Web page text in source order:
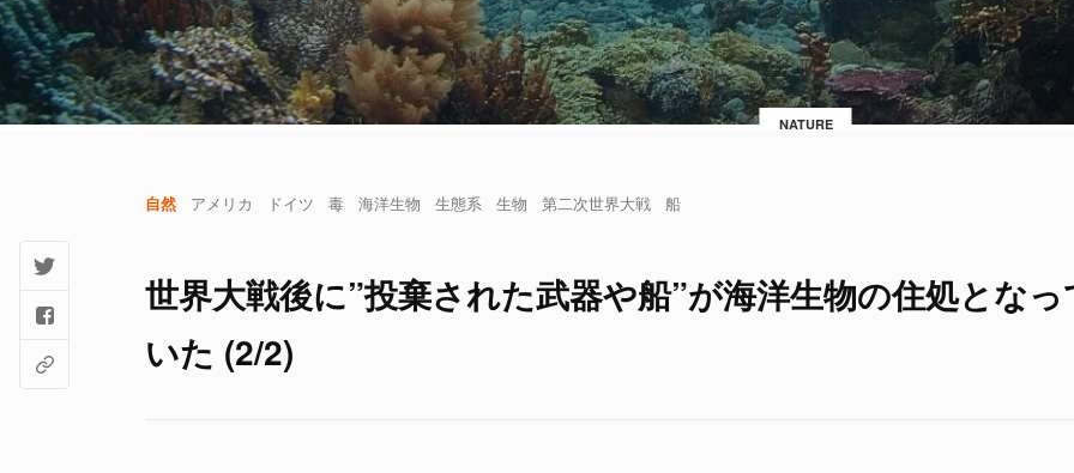
NATURE
自然 アメリカ ドイツ 毒 海洋生物 生態系 生物 第二次世界大戦 船
世界大戦後に”投棄された武器や船”が海洋生物の住処となっ
いた (2/2)